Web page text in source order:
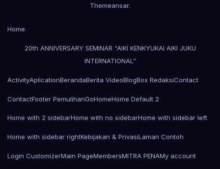
Themeansar.
Home
20th ANNIVERSARY SEMINAR “AIKI KENKYUKAI AIKI JUKU
INTERNATIONAL”
ActivityAplicationBerandaBerita VideoBlogBox RedaksiContact
ContactFooter PemulihanGoHomeHome Default 2
Home with 2 sidebarHome with no sidebarHome with sidebar left
Home with sidebar rightKebijakan & PrivasiLaman Contoh
Login CustomizerMain PageMembersMITRA PENAMy account